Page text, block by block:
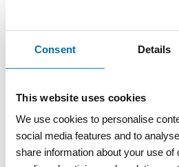
Consent Details
This website uses cookies
We use cookies to personalise
social media features and to
share information about your use of